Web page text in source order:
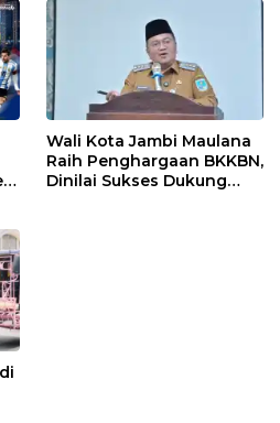
Wali Kota Jambi Maulana
Raih Penghargaan BKKBN,
Dinilai Sukses Dukung